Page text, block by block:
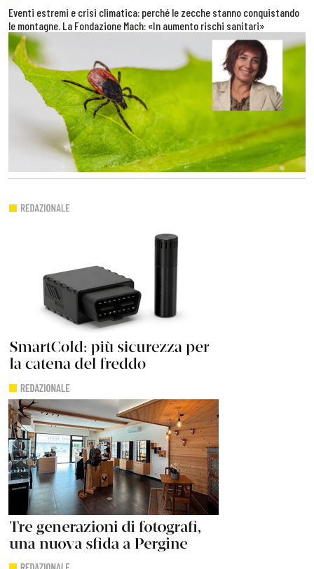
Eventi estremi e crisi climatica: perché le zecche stanno conquistando
le montagne. La Fondazione Mach: «In aumento rischi sanitari»